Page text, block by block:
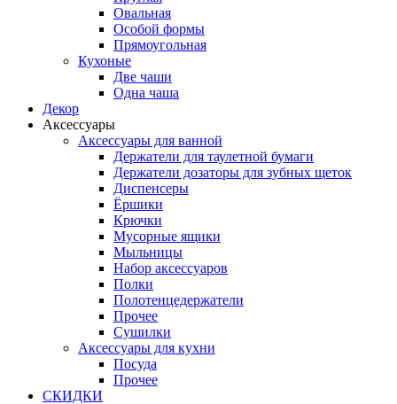
Овальная
Особой формы
Прямоугольная
Кухоные
Две чаши
Одна чаша
Декор
Аксессуары
Аксессуары для ванной
Держатели для таулетной бумаги
Держатели дозаторы для зубных щеток
Диспенсеры
Ёршики
Крючки
Мусорные ящики
Мыльницы
Набор аксессуаров
Полки
Полотенцедержатели
Прочее
Сушилки
Аксессуары для кухни
Посуда
Прочее
СКИДКИ